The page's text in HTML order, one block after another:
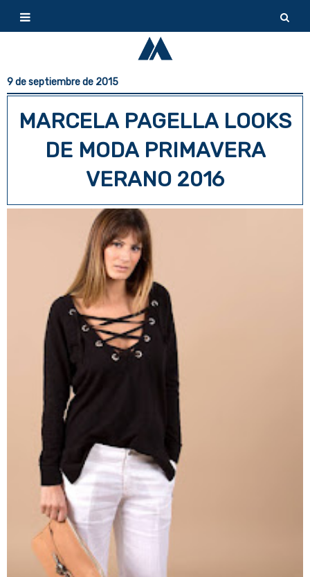
9 de septiembre de 2015
MARCELA PAGELLA LOOKS
DE MODA PRIMAVERA
VERANO 2016